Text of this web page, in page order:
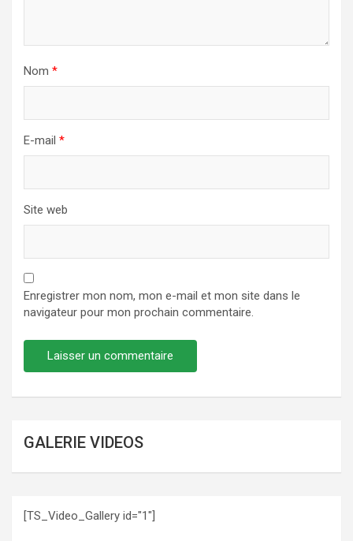
Nom *
E-mail *
Site web
Enregistrer mon nom, mon e-mail et mon site dans le
navigateur pour mon prochain commentaire.
GALERIE VIDEOS
[TS_Video_Gallery id="1"]